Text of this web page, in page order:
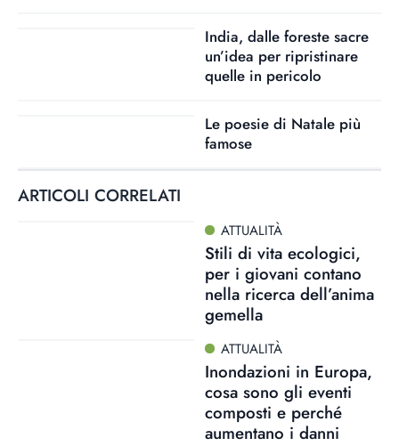
India, dalle foreste sacre
un’idea per ripristinare
quelle in pericolo
Le poesie di Natale più
famose
ARTICOLI CORRELATI
ATTUALITÀ
Stili di vita ecologici,
per i giovani contano
nella ricerca dell’anima
gemella
ATTUALITÀ
Inondazioni in Europa,
cosa sono gli eventi
composti e perché
aumentano i danni